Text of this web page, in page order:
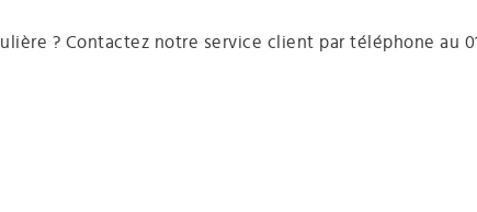
? Contactez notre service client par téléphone au